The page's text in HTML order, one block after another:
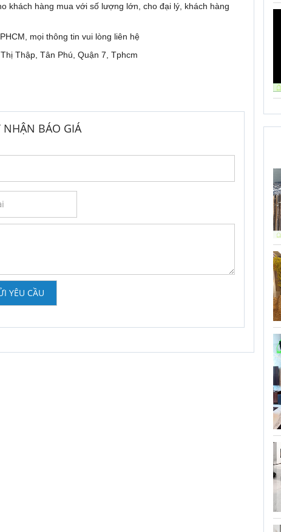
khách hàng mua với số lượng lớn, cho đại lý, khách hàng
mọi thông tin vui lòng liên hệ
Thập, Tân Phú, Quận 7, Tphcm
BÁO GIÁ
YÊU CẦU